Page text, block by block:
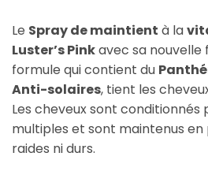
Le Spray de maintient à la
Luster’s Pinkavec sa nouvelle
formule qui contient du
Anti-solaires, tient les
Les cheveux sont conditionnés
multiples et sont maintenus
raides ni durs.